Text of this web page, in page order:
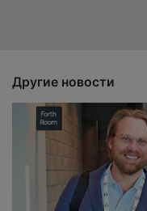
Другие новости